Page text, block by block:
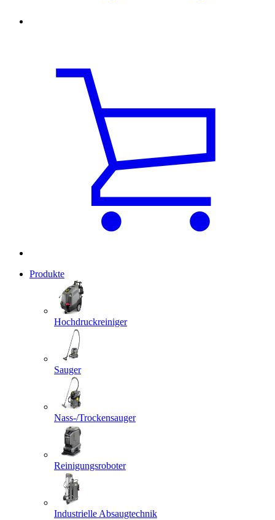
Produkte
Hochdruckreiniger
Sauger
Nass-/Trockensauger
Reinigungsroboter
Industrielle Absaugtechnik